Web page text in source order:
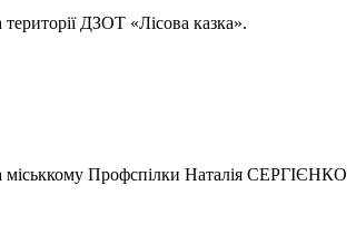
ДЗОТ «Лісова казка».
міськкому Профспілки Наталія СЕРГІЄНКО